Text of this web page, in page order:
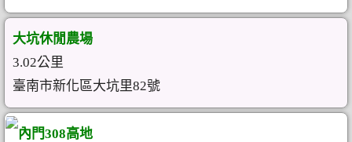
大坑休閒農場
3.02公里
臺南市新化區大坑里82號
內門308高地